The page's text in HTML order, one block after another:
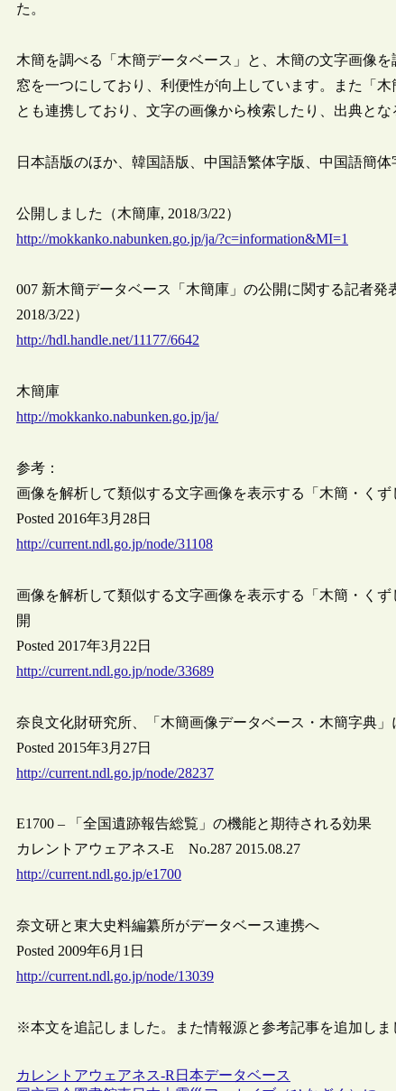
た。
木簡を調べる「木簡データベース」と、木簡の文字画像
窓を一つにしており、利便性が向上しています。また「
とも連携しており、文字の画像から検索したり、出典と
日本語版のほか、韓国語版、中国語繁体字版、中国語簡体
公開しました（木簡庫, 2018/3/22）
http://mokkanko.nabunken.go.jp/ja/?c=information&MI=1
007 新木簡データベース「木簡庫」の公開に関する記者
2018/3/22）
http://hdl.handle.net/11177/6642
木簡庫
http://mokkanko.nabunken.go.jp/ja/
参考：
画像を解析して類似する文字画像を表示する「木簡・く
Posted 2016年3月28日
http://current.ndl.go.jp/node/31108
画像を解析して類似する文字画像を表示する「木簡・く
開
Posted 2017年3月22日
http://current.ndl.go.jp/node/33689
奈良文化財研究所、「木簡画像データベース・木簡字典
Posted 2015年3月27日
http://current.ndl.go.jp/node/28237
E1700 – 「全国遺跡報告総覧」の機能と期待される効果
カレントアウェアネス-E No.287 2015.08.27
http://current.ndl.go.jp/e1700
奈文研と東大史料編纂所がデータベース連携へ
Posted 2009年6月1日
http://current.ndl.go.jp/node/13039
※本文を追記しました。また情報源と参考記事を追加しま
カレントアウェアネス-R 日本データベース